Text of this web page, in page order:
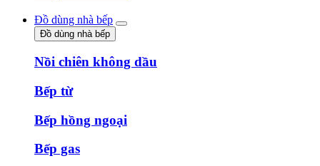
Đồ dùng nhà bếp
Đồ dùng nhà bếp
Nồi chiên không dầu
Bếp từ
Bếp hồng ngoại
Bếp gas